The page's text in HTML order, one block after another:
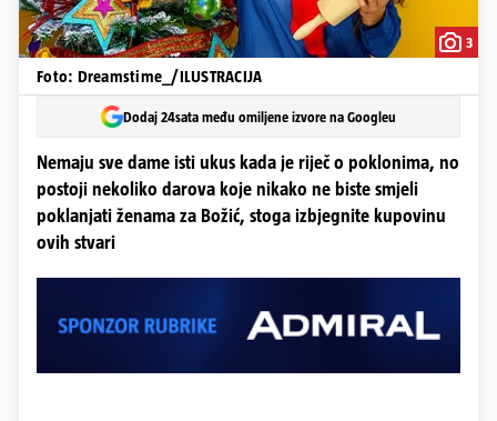
3
Foto: Dreamstime_/ILUSTRACIJA
Dodaj 24sata među omiljene izvore na Googleu
Nemaju sve dame isti ukus kada je riječ o poklonima, no
postoji nekoliko darova koje nikako ne biste smjeli
poklanjati ženama za Božić, stoga izbjegnite kupovinu
ovih stvari